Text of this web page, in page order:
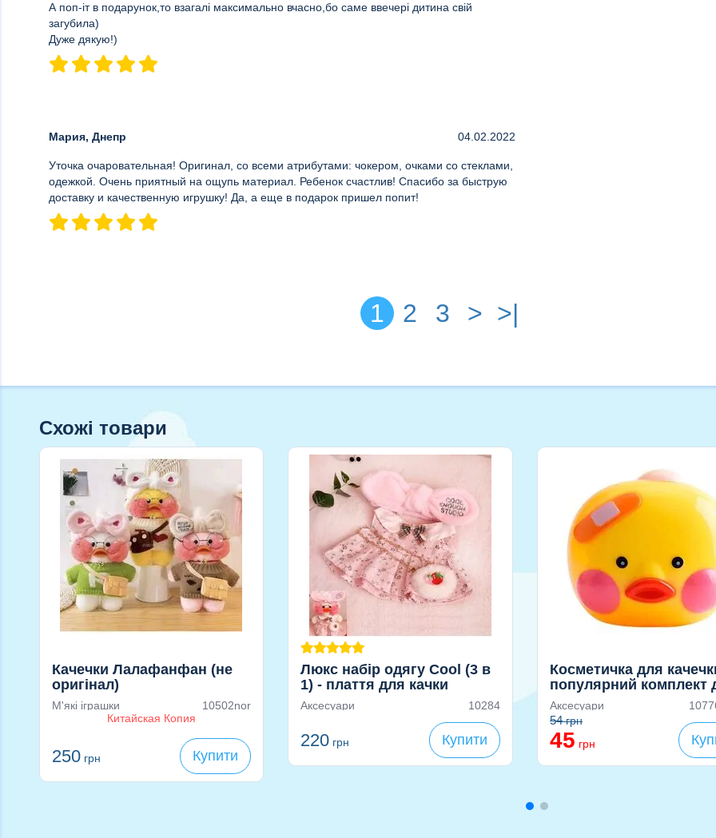
А поп-іт в подарунок,то взагалі максимально вчасно,бо саме ввечері дитина свій
загубила)
Дуже дякую!)
Мария, Днепр 04.02.2022
Уточка очаровательная! Оригинал, со всеми атрибутами: чокером, очками со стеклами,
одежкой. Очень приятный на ощупь материал. Ребенок счастлив! Спасибо за быструю
доставку и качественную игрушку! Да, а еще в подарок пришел попит!
1 2 3 > >|
Схожі товари
Качечки Лалафанфан (не
оригінал)
М'які іграшки
10502nor
Китайская Копия
250грн Купити
Люкс набір одягу Cool (3 в
1) - плаття для качки
Лалафанфан
Аксесуари 10284
220 грн Купити
Косметичка для
популярний комплект
ігор
Аксесуари
54грн
45 грн